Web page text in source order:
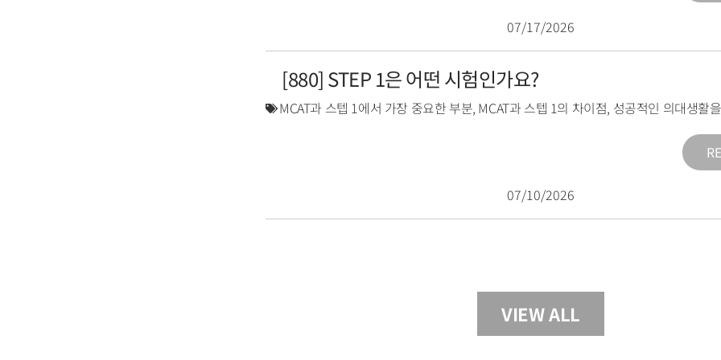
07/17/2026
[880] STEP 1은 어떤 시험인가요?
MCAT과 스텝 1에서 가장 중요한 부분, MCAT과 스텝 1의 차이점, 성공적인 의대생활
07/10/2026
VIEW ALL